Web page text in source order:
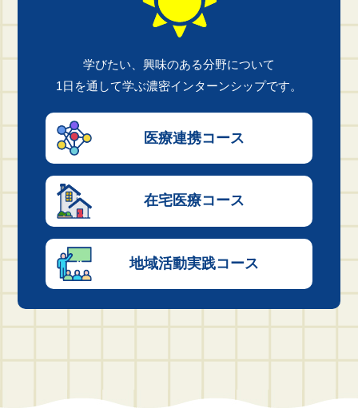
学びたい、興味のある分野について
1日を通して学ぶ濃密インターンシップです。
医療連携コース
在宅医療コース
地域活動実践コース